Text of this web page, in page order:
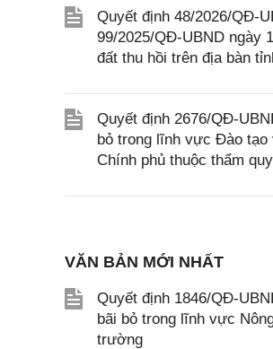
Quyết định 48/2026/QĐ-
99/2025/QĐ-UBND ngày
đất thu hồi trên địa bàn
Quyết định 2676/QĐ-
bỏ trong lĩnh vực Đào tạo
Chính phủ thuộc thẩm
VĂN BẢN MỚI NHẤT
Quyết định 1846/QĐ-
bãi bỏ trong lĩnh vực
trường